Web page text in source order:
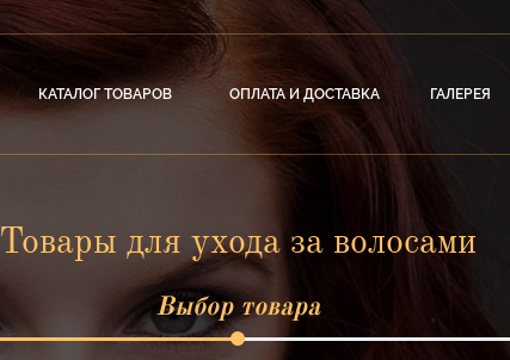
КАТАЛОГ ТОВАРОВ ОПЛАТА И ДОСТАВКА ГАЛЕРЕЯ
Товары для ухода за волосами
Выбор товара